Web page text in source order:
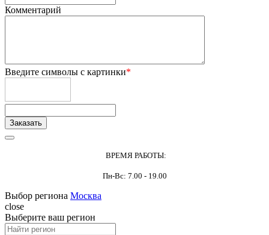
Комментарий
Введите символы с картинки*
ВРЕМЯ РАБОТЫ:
Пн-Вс: 7.00 - 19.00
Выбор региона Москва
close
Выберите ваш регион